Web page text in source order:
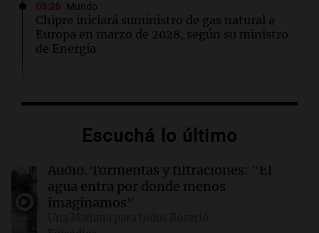
03:26 Mundo
Chipre iniciará suministro de gas natural a
Europa en marzo de 2028, según su ministro
de Energía
Más de 1.300 vuelos cancelados en Shanghái
02:03 Tecnología
Airbnb acelera el lanzamiento de funciones
gracias a la inteligencia artificial en su
búsqueda
Escuchá lo último
Audio. Tormentas y filtraciones: "El
agua entra por donde menos
imaginamos"